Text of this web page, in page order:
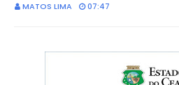
MATOS LIMA 07:47